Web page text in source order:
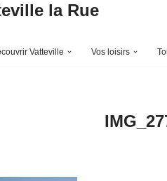
la Rue
Vatteville Vos loisirs